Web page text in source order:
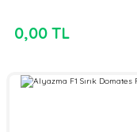
0,00 TL